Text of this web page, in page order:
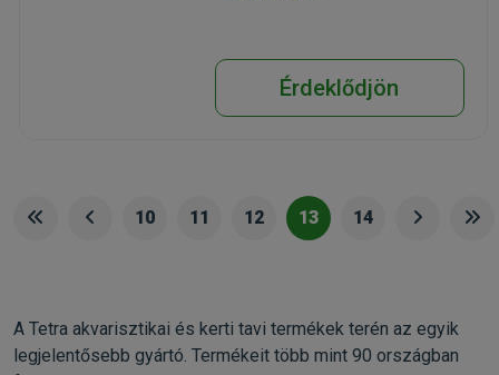
Érdeklődjön
10 11 12 13 14
A Tetra akvarisztikai és kerti tavi termékek terén az egyik
legjelentősebb gyártó. Termékeit több mint 90 országban